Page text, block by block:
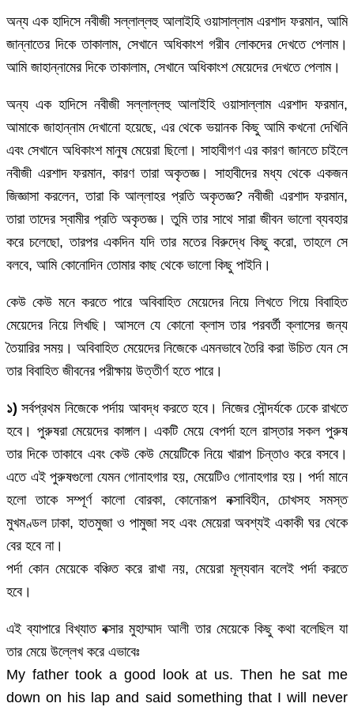
অন্য এক হাদিসে নবীজী সল্লাল্লহু আলাইহি ওয়াসাল্লাম এরশাদ ফরমান, আমি
জান্নাতের দিকে তাকালাম, সেখানে অধিকাংশ গরীব লোকদের দেখতে পেলাম।
আমি জাহান্নামের দিকে তাকালাম, সেখানে অধিকাংশ মেয়েদের দেখতে পেলাম।
অন্য এক হাদিসে নবীজী সল্লাল্লহু আলাইহি ওয়াসাল্লাম এরশাদ ফরমান,
আমাকে জাহান্নাম দেখানো হয়েছে, এর থেকে ভয়ানক কিছু আমি কখনো দেখিনি
এবং সেখানে অধিকাংশ মানুষ মেয়েরা ছিলো। সাহাবীগণ এর কারণ জানতে চাইলে
নবীজী এরশাদ ফরমান, কারণ তারা অকৃতজ্ঞ। সাহাবীদের মধ্য থেকে একজন
জিজ্ঞাসা করলেন, তারা কি আল্লাহর প্রতি অকৃতজ্ঞ? নবীজী এরশাদ ফরমান,
তারা তাদের স্বামীর প্রতি অকৃতজ্ঞ। তুমি তার সাথে সারা জীবন ভালো ব্যবহার
করে চলেছো, তারপর একদিন যদি তার মতের বিরুদ্ধে কিছু করো, তাহলে সে
বলবে, আমি কোনোদিন তোমার কাছ থেকে ভালো কিছু পাইনি।
কেউ কেউ মনে করতে পারে অবিবাহিত মেয়েদের নিয়ে লিখতে গিয়ে বিবাহিত
মেয়েদের নিয়ে লিখছি। আসলে যে কোনো ক্লাস তার পরবর্তী ক্লাসের জন্য
তৈয়ারির সময়। অবিবাহিত মেয়েদের নিজেকে এমনভাবে তৈরি করা উচিত যেন সে
তার বিবাহিত জীবনের পরীক্ষায় উত্তীর্ণ হতে পারে।
১) সর্বপ্রথম নিজেকে পর্দায় আবদ্ধ করতে হবে। নিজের সৌন্দর্যকে ঢেকে রাখতে
হবে। পুরুষরা মেয়েদের কাঙ্গাল। একটি মেয়ে বেপর্দা হলে রাস্তার সকল পুরুষ
তার দিকে তাকাবে এবং কেউ কেউ মেয়েটিকে নিয়ে খারাপ চিন্তাও করে বসবে।
এতে এই পুরুষগুলো যেমন গোনাহগার হয়, মেয়েটিও গোনাহগার হয়। পর্দা মানে
হলো তাকে সম্পূর্ণ কালো বোরকা, কোনোরূপ নক্সাবিহীন, চোখসহ সমস্ত
মুখমণ্ডল ঢাকা, হাতমুজা ও পামুজা সহ এবং মেয়েরা অবশ্যই একাকী ঘর থেকে
বের হবে না।
পর্দা কোন মেয়েকে বঞ্চিত করে রাখা নয়, মেয়েরা মূল্যবান বলেই পর্দা করতে
হবে।
এই ব্যাপারে বিখ্যাত বক্সার মুহাম্মাদ আলী তার মেয়েকে কিছু কথা বলেছিল যা
তার মেয়ে উল্লেখ করে এভাবেঃ
My father took a good look at us. Then he sat me
down on his lap and said something that I will never